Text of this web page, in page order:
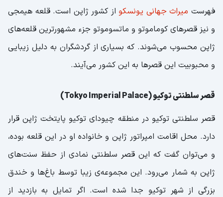
فهرست میراث جهانی یونسکو از کشور ژاپن است. قلعه هیمجی
و نیز قصرهای کوماموتو و ماتسوموتو جزء مشهورترین قلعه‌های
ژاپن محسوب می‌شوند. که بسیاری از گردشگران به دلیل زیبایی
و محبوبیت این قصرها به این کشور می‌آیند.
قصر سلطنتی توکیو (Tokyo Imperial Palace)
قصر سلطنتی توکیو در منطقه چیودای توکیو پایتخت ژاپن قرار
دارد. محل اقامت امپراتور ژاپن و خانواده او در این قلعه بوده،
و می‌توان گفت که این قصر سلطنتی نمادی از حفظ سنت‌های
ژاپن به شمار می‌رود. این مجموعه‌ی زیبا توسط باغ‌ها و خندق
بزرگی از شهر توکیو جدا شده است. اگر تمایل به بازدید از